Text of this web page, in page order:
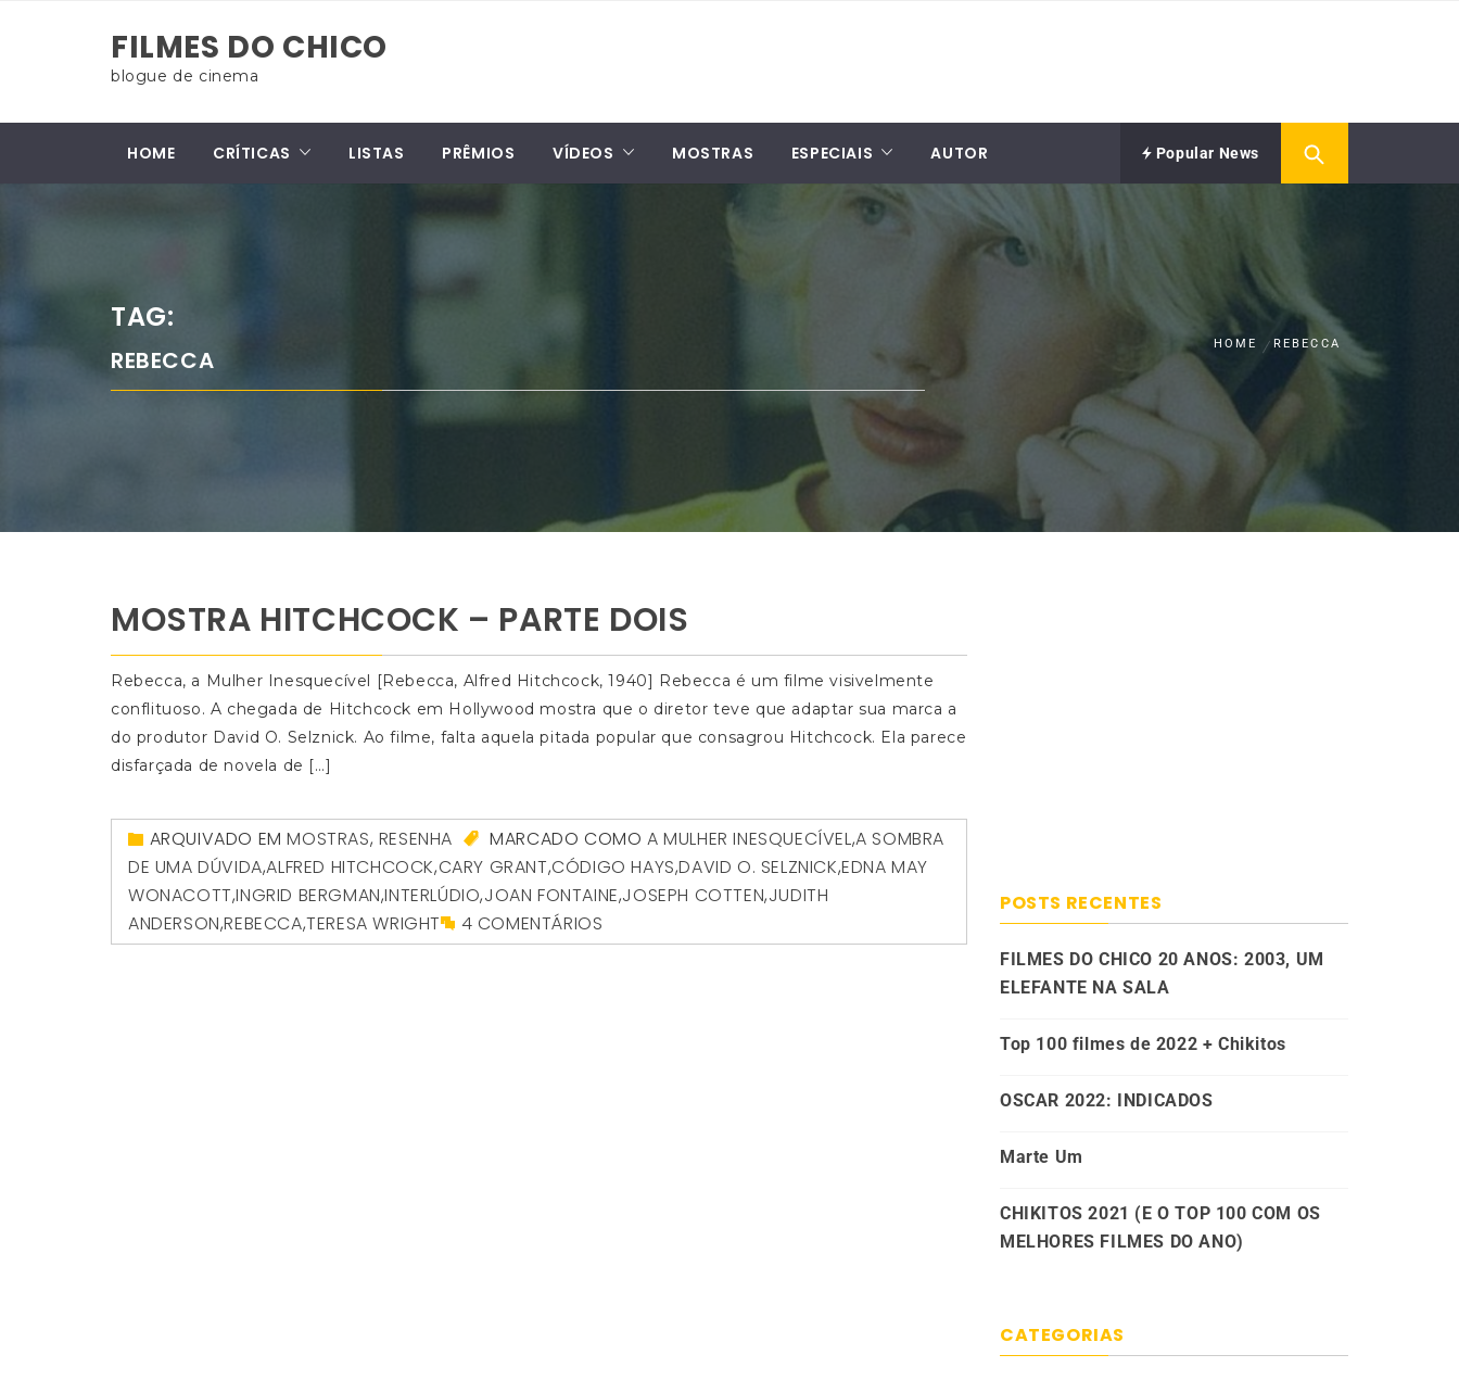
FILMES DO CHICO
blogue de cinema
HOME CRÍTICAS LISTAS PRÊMIOS VÍDEOS MOSTRAS ESPECIAIS AUTOR Popular News
TAG:
REBECCA
HOME REBECCA
MOSTRA HITCHCOCK – PARTE DOIS
Rebecca, a Mulher Inesquecível [Rebecca, Alfred Hitchcock, 1940] Rebecca é um filme visivelmente
conflituoso. A chegada de Hitchcock em Hollywood mostra que o diretor teve que adaptar sua marca a
do produtor David O. Selznick. Ao filme, falta aquela pitada popular que consagrou Hitchcock. Ela parece
disfarçada de novela de […]
ARQUIVADO EMMOSTRAS, RESENHA MARCADO COMOA MULHER INESQUECÍVEL,A SOMBRA
DE UMA DÚVIDA,ALFRED HITCHCOCK,CARY GRANT,CÓDIGO HAYS,DAVID O. SELZNICK,EDNA MAY
WONACOTT,INGRID BERGMAN,INTERLÚDIO,JOAN FONTAINE,JOSEPH COTTEN,JUDITH
ANDERSON,REBECCA,TERESA WRIGHT 4 COMENTÁRIOS
POSTS RECENTES
FILMES DO CHICO 20 ANOS: 2003, UM
ELEFANTE NA SALA
Top 100 filmes de 2022 + Chikitos
OSCAR 2022: INDICADOS
Marte Um
CHIKITOS 2021 (E O TOP 100 COM OS
MELHORES FILMES DO ANO)
CATEGORIAS